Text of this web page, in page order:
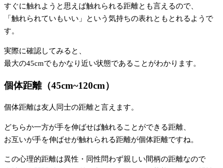
すぐに触れようと思えば触れられる距離とも言えるので、
「触れられていもいい」という気持ちの表れともとれるようで
す。
実際に確認してみると、
最大の45cmでもかなり近い状態であることがわかります。
個体距離（45cm~120cm）
個体距離は友人同士の距離と言えます。
どちらか一方が手を伸ばせば触れることができる距離、
お互いが手を伸ばせが触れられる距離が個体距離ですね。
この心理的距離は異性・同性問わず親しい間柄の距離なので